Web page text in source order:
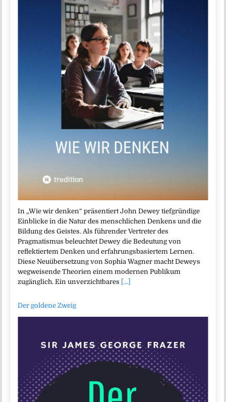
In „Wie wir denken“ präsentiert John Dewey tiefgründige
Einblicke in die Natur des menschlichen Denkens und die
Bildung des Geistes. Als führender Vertreter des
Pragmatismus beleuchtet Dewey die Bedeutung von
reflektiertem Denken und erfahrungsbasiertem Lernen.
Diese Neuübersetzung von Sophia Wagner macht Deweys
wegweisende Theorien einem modernen Publikum
zugänglich. Ein unverzichtbares [...]
Der goldene Zweig